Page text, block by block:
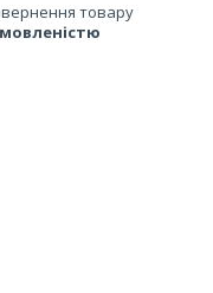
товару